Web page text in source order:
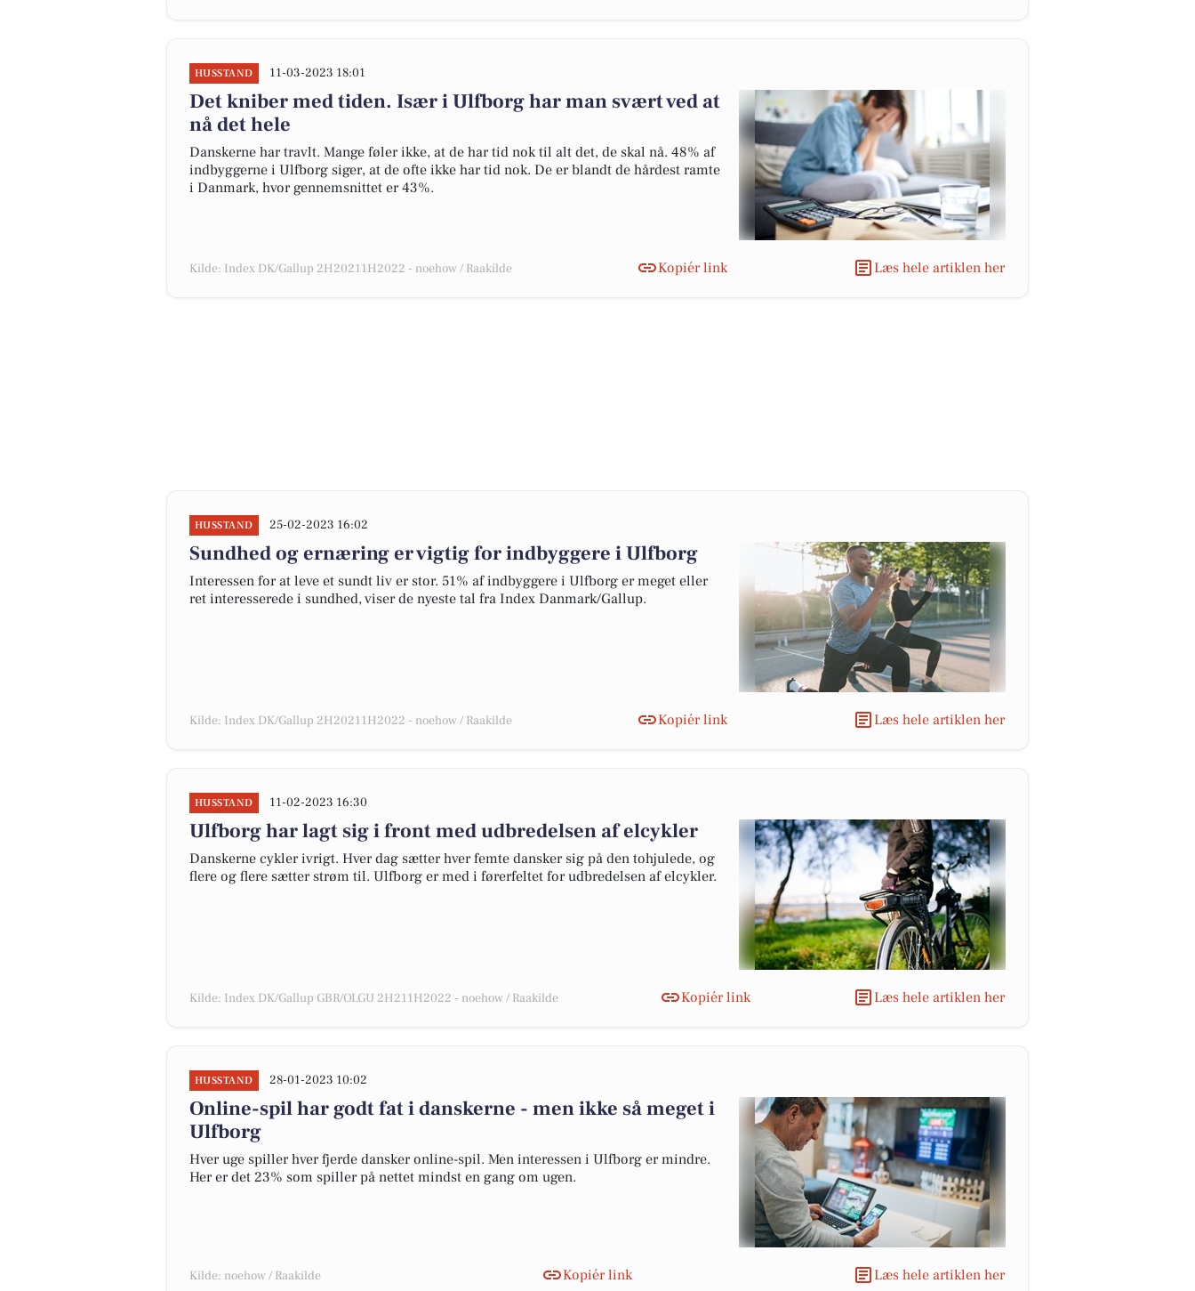
HUSSTAND 11-03-2023 18:01
Det kniber med tiden. Især i Ulfborg har man svært ved at
nå det hele
Danskerne har travlt. Mange føler ikke, at de har tid nok til alt det, de skal nå. 48% af
indbyggerne i Ulfborg siger, at de ofte ikke har tid nok. De er blandt de hårdest ramte
i Danmark, hvor gennemsnittet er 43%.
Kilde: Index DK/Gallup 2H20211H2022 - noehow / Raakilde Kopiér link Læs hele artiklen her
HUSSTAND 25-02-2023 16:02
Sundhed og ernæring er vigtig for indbyggere i Ulfborg
Interessen for at leve et sundt liv er stor. 51% af indbyggere i Ulfborg er meget eller
ret interesserede i sundhed, viser de nyeste tal fra Index Danmark/Gallup.
Kilde: Index DK/Gallup 2H20211H2022 - noehow / Raakilde Kopiér link Læs hele artiklen her
HUSSTAND 11-02-2023 16:30
Ulfborg har lagt sig i front med udbredelsen af elcykler
Danskerne cykler ivrigt. Hver dag sætter hver femte dansker sig på den tohjulede, og
flere og flere sætter strøm til. Ulfborg er med i førerfeltet for udbredelsen af elcykler.
Kilde: Index DK/Gallup GBR/OLGU 2H211H2022 - noehow / Raakilde Kopiér link Læs hele artiklen her
HUSSTAND 28-01-2023 10:02
Online-spil har godt fat i danskerne - men ikke så meget i
Ulfborg
Hver uge spiller hver fjerde dansker online-spil. Men interessen i Ulfborg er mindre.
Her er det 23% som spiller på nettet mindst en gang om ugen.
Kilde: noehow / Raakilde Kopiér link Læs hele artiklen her